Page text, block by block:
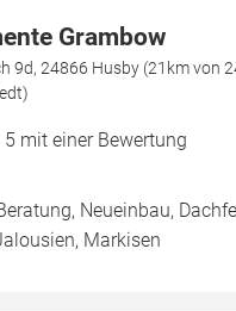
Grambow
9d, 24866 Husby (21km von
5 mit einer Bewertung
Neueinbau,
Markisen